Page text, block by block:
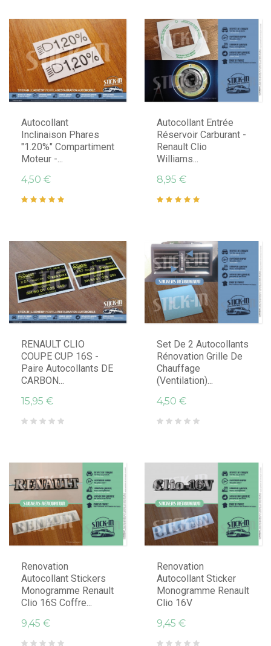
Autocollant
Inclinaison Phares
"1.20%" Compartiment
Moteur -...
4,50 €
Autocollant Entrée
Réservoir Carburant -
Renault Clio
Williams...
8,95 €
RENAULT CLIO
COUPE CUP 16S -
Paire Autocollants DE
CARBON...
15,95 €
Set De 2 Autocollants
Rénovation Grille De
Chauffage
(ventilation)...
4,50 €
Renovation
Autocollant Stickers
Monogramme Renault
Clio 16S Coffre...
9,45 €
Renovation
Autocollant Sticker
Monogramme Renault
Clio 16V
9,45 €